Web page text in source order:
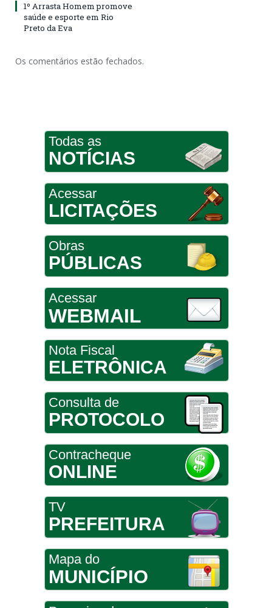
1º Arrasta Homem promove
saúde e esporte em Rio
Preto da Eva
Os comentários estão fechados.
Todas as
NOTÍCIAS
Acessar
LICITAÇÕES
Obras
PÚBLICAS
Acessar
WEBMAIL
Nota Fiscal
ELETRÔNICA
Consulta de
PROTOCOLO
Contracheque
ONLINE
TV
PREFEITURA
Mapa do
MUNICÍPIO